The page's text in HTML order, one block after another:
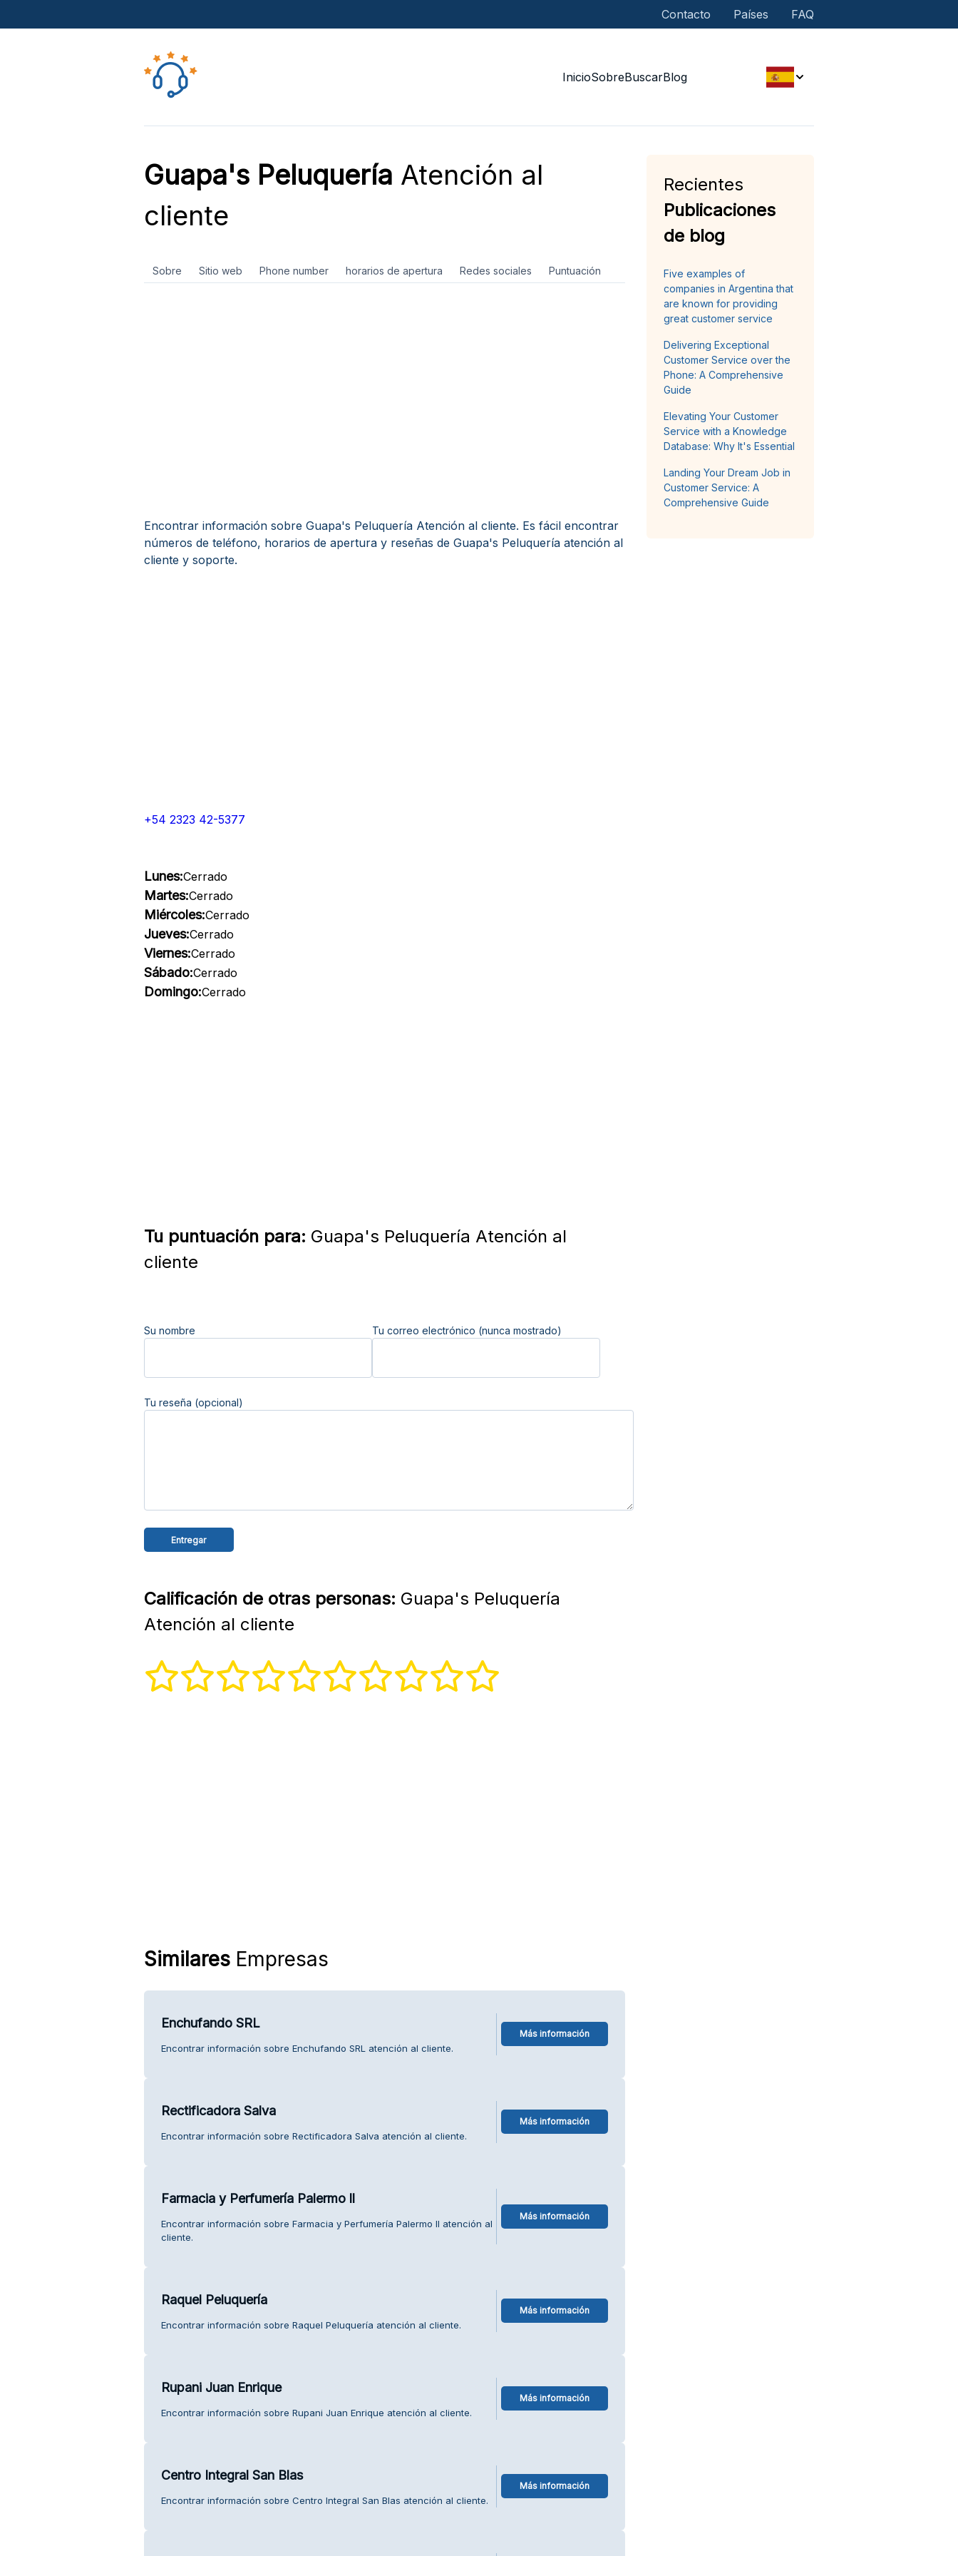
Contacto Países FAQ
InicioSobreBuscarBlog
Guapa's Peluquería Atención al
cliente
Sobre Sitio web Phone number horarios de apertura Redes sociales Puntuación
Encontrar información sobre Guapa's Peluquería Atención al cliente. Es fácil encontrar
números de teléfono, horarios de apertura y reseñas de Guapa's Peluquería atención al
cliente y soporte.
+54 2323 42-5377
Lunes:Cerrado
Martes:Cerrado
Miércoles:Cerrado
Jueves:Cerrado
Viernes:Cerrado
Sábado:Cerrado
Domingo:Cerrado
Tu puntuación para: Guapa's Peluquería Atención al
cliente
Su nombre Tu correo electrónico (nunca mostrado)
Tu reseña (opcional)
Calificación de otras personas: Guapa's Peluquería
Atención al cliente
SimilaresEmpresas
Enchufando SRL
Encontrar información sobre Enchufando SRL atención al cliente.
Más información
Rectificadora Salva
Encontrar información sobre Rectificadora Salva atención al cliente.
Más información
Farmacia y Perfumería Palermo ll
Encontrar información sobre Farmacia y Perfumería Palermo ll atención al
cliente.
Más información
Raquel Peluquería
Encontrar información sobre Raquel Peluquería atención al cliente.
Más información
Rupani Juan Enrique
Encontrar información sobre Rupani Juan Enrique atención al cliente.
Más información
Centro Integral San Blas
Encontrar información sobre Centro Integral San Blas atención al cliente.
Más información
Recientes
Publicaciones
de blog
Five examples of
companies in Argentina that
are known for providing
great customer service
Delivering Exceptional
Customer Service over the
Phone: A Comprehensive
Guide
Elevating Your Customer
Service with a Knowledge
Database: Why It's Essential
Landing Your Dream Job in
Customer Service: A
Comprehensive Guide